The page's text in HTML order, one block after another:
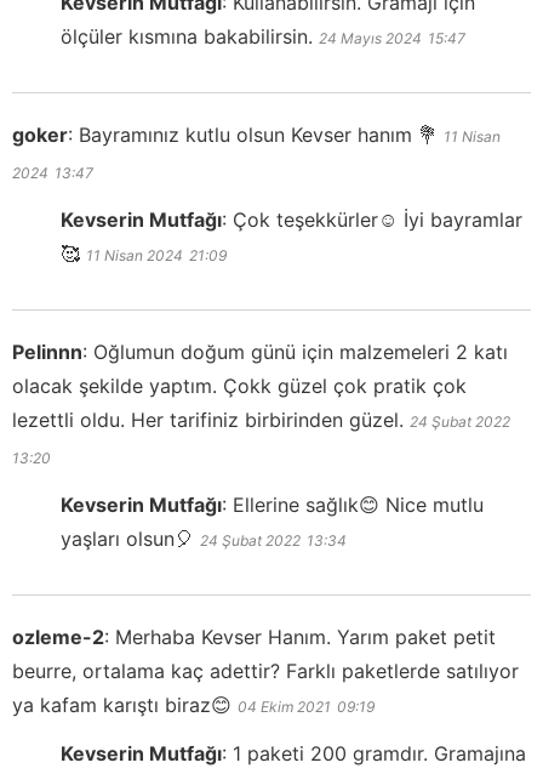
ölçüler kısmına bakabilirsin. 24 Mayıs 2024 15:47
goker: Bayramınız kutlu olsun Kevser hanım 💐 11 Nisan
2024 13:47
Kevserin Mutfağı: Çok teşekkürler☺️ İyi bayramlar
🥰 11 Nisan 2024 21:09
Pelinnn: Oğlumun doğum günü için malzemeleri 2 katı
olacak şekilde yaptım. Çokk güzel çok pratik çok
lezettli oldu. Her tarifiniz birbirinden güzel. 24 Şubat 2022
13:20
Kevserin Mutfağı: Ellerine sağlık😊 Nice mutlu
yaşları olsun🎈 24 Şubat 2022 13:34
ozleme-2: Merhaba Kevser Hanım. Yarım paket petit
beurre, ortalama kaç adettir? Farklı paketlerde satılıyor
ya kafam karıştı biraz😊 04 Ekim 2021 09:19
Kevserin Mutfağı: 1 paketi 200 gramdır. Gramajına